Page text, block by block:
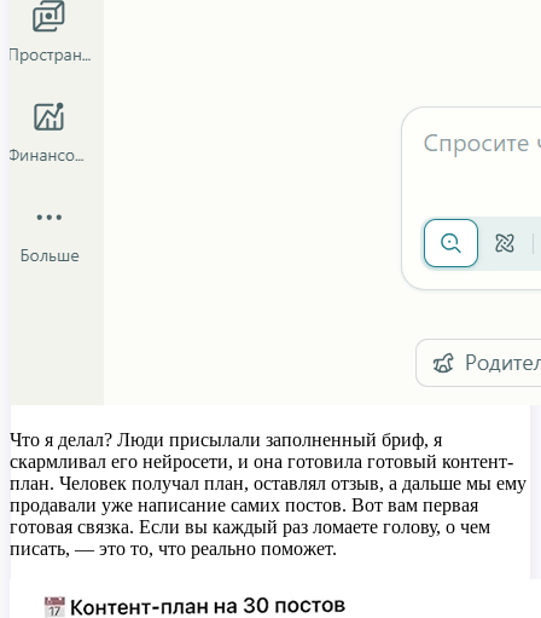
Что я делал? Люди присылали заполненный бриф, я
скармливал его нейросети, и она готовила готовый контент-
план. Человек получал план, оставлял отзыв, а дальше мы ему
продавали уже написание самих постов. Вот вам первая
готовая связка. Если вы каждый раз ломаете голову, о чем
писать, — это то, что реально поможет.